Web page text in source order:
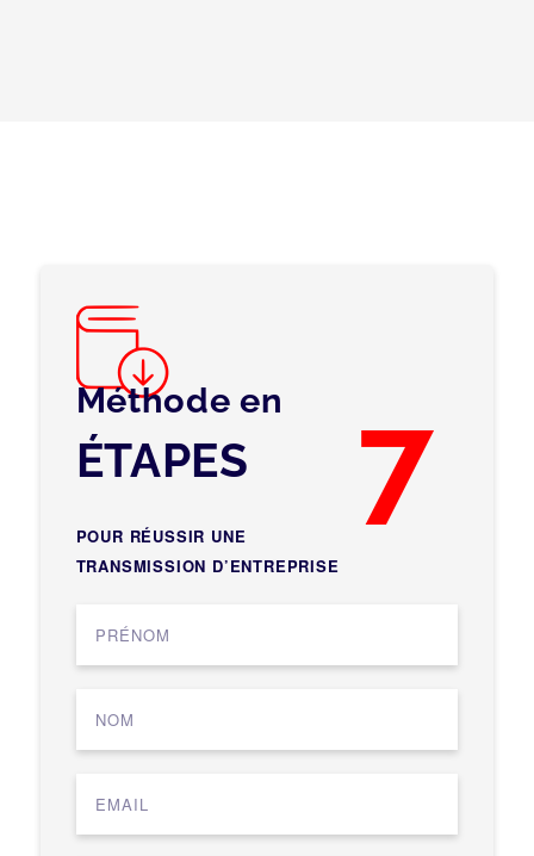
Méthode en 7
ÉTAPES
POUR RÉUSSIR UNE
TRANSMISSION D’ENTREPRISE